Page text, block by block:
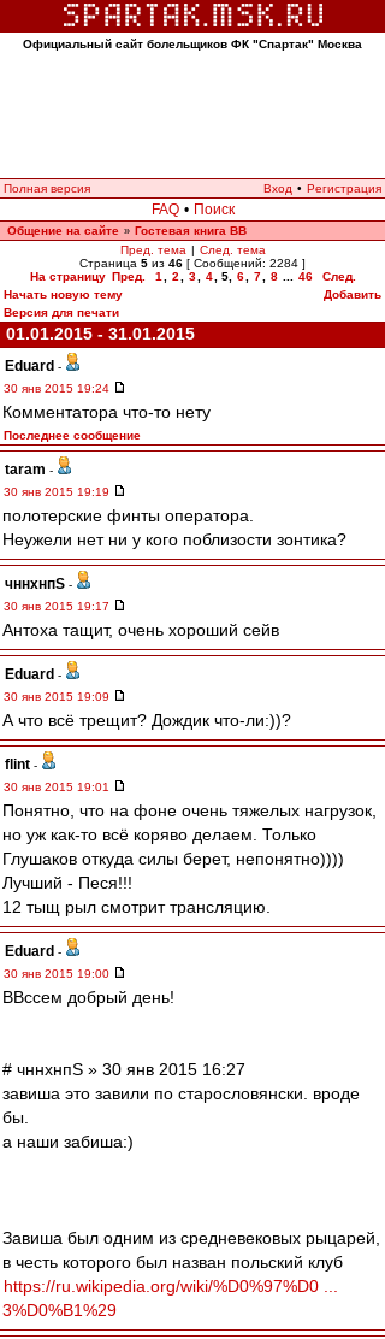
Официальный сайт болельщиков ФК "Спартак" Москва
Полная версия Вход • Регистрация
FAQ • Поиск
Общение на сайте » Гостевая книга ВВ
Пред. тема | След. тема
Страница 5 из 46 [ Сообщений: 2284 ]
На страницу Пред. 1 2 3 4 5, 6 7 8 46
След.
Начать новую тему
Добавить
Версия для печати
01.01.2015 - 31.01.2015
Eduard -
30 янв 2015 19:24
Комментатора что-то нету
Последнее сообщение
taram -
30 янв 2015 19:19
полотерские финты оператора.
Неужели нет ни у кого поблизости зонтика?
чннхнпS -
30 янв 2015 19:17
Антоха тащит, очень хороший сейв
Eduard -
30 янв 2015 19:09
А что всё трещит? Дождик что-ли:))?
flint -
30 янв 2015 19:01
Понятно, что на фоне очень тяжелых нагрузок,
но уж как-то всё коряво делаем. Только
Глушаков откуда силы берет, непонятно))))
Лучший - Песя!!!
12 тыщ рыл смотрит трансляцию.
Eduard -
30 янв 2015 19:00
ВВссем добрый день!
# чннхнпS » 30 янв 2015 16:27
завиша это завили по старословянски. вроде
бы.
а наши забиша:)
Завиша был одним из средневековых рыцарей,
в честь которого был назван польский клуб
https://ru.wikipedia.org/wiki/%D0%97%D0 ...
3%D0%B1%29